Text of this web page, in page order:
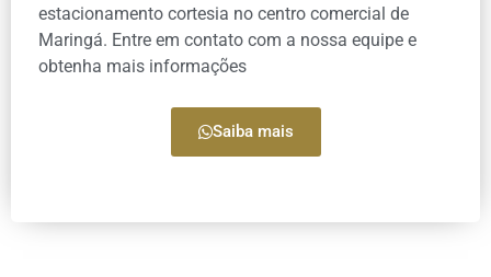
estacionamento cortesia no centro comercial de
Maringá. Entre em contato com a nossa equipe e
obtenha mais informações
Saiba mais